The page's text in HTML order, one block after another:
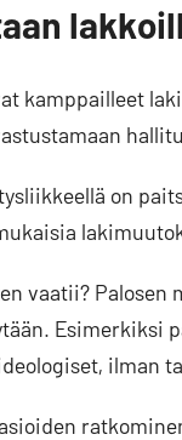
kamppailleet
on
vaatii? Palosen
Esimerkiksi
ilman